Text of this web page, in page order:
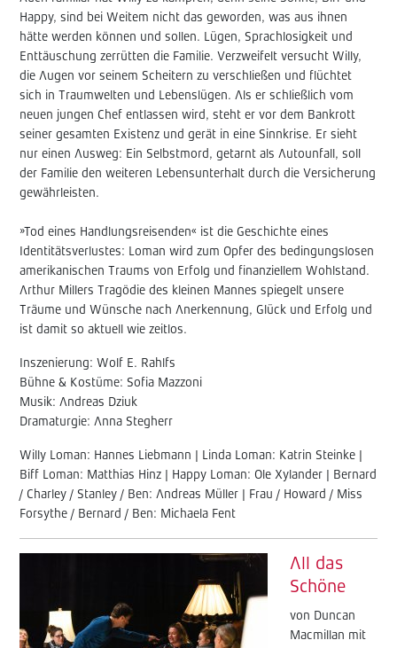
Happy, sind bei Weitem nicht das geworden, was aus ihnen
hätte werden können und sollen. Lügen, Sprachlosigkeit und
Enttäuschung zerrütten die Familie. Verzweifelt versucht Willy,
die Augen vor seinem Scheitern zu verschließen und flüchtet
sich in Traumwelten und Lebenslügen. Als er schließlich vom
neuen jungen Chef entlassen wird, steht er vor dem Bankrott
seiner gesamten Existenz und gerät in eine Sinnkrise. Er sieht
nur einen Ausweg: Ein Selbstmord, getarnt als Autounfall, soll
der Familie den weiteren Lebensunterhalt durch die Versicherung
gewährleisten.
»Tod eines Handlungsreisenden« ist die Geschichte eines
Identitätsverlustes: Loman wird zum Opfer des bedingungslosen
amerikanischen Traums von Erfolg und finanziellem Wohlstand.
Arthur Millers Tragödie des kleinen Mannes spiegelt unsere
Träume und Wünsche nach Anerkennung, Glück und Erfolg und
ist damit so aktuell wie zeitlos.
Inszenierung: Wolf E. Rahlfs
Bühne & Kostüme: Sofia Mazzoni
Musik: Andreas Dziuk
Dramaturgie: Anna Stegherr
Willy Loman: Hannes Liebmann | Linda Loman: Katrin Steinke |
Biff Loman: Matthias Hinz | Happy Loman: Ole Xylander | Bernard
/ Charley / Stanley / Ben: Andreas Müller | Frau / Howard / Miss
Forsythe / Bernard / Ben: Michaela Fent
All das
Schöne
von Duncan
Macmillan mit